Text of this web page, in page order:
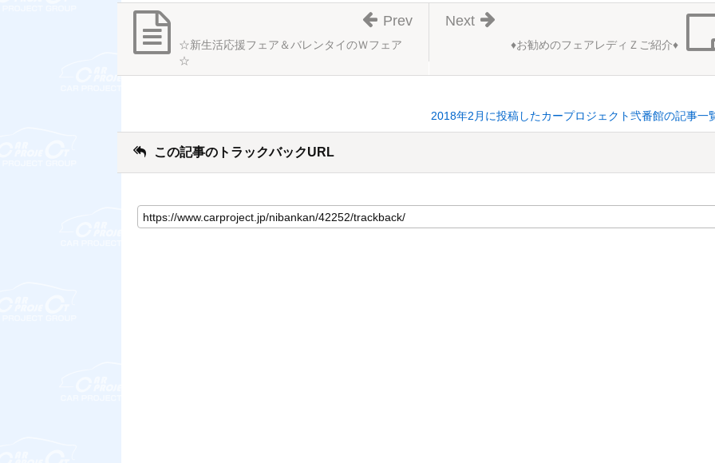
♦お勧めのフェアレディＺご紹介♦
Next
☆新生活応援フェア＆バレンタイのＷフェア
☆
Prev
2018年2月に投稿したカープロジェクト弐番館の記事一
この記事のトラックバックURL